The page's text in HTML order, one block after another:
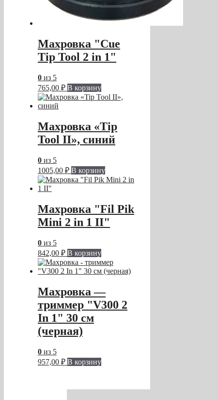
Махровка "Cue
Tip Tool 2 in 1"
0 из 5
765,00 ₽ В корзину
Махровка «Tip
Tool II», синий
0 из 5
1005,00 ₽ В корзину
Махровка "Fil Pik
Mini 2 in 1 II"
0 из 5
842,00 ₽ В корзину
Махровка —
триммер "V300 2
In 1" 30 см
(черная)
0 из 5
957,00 ₽ В корзину